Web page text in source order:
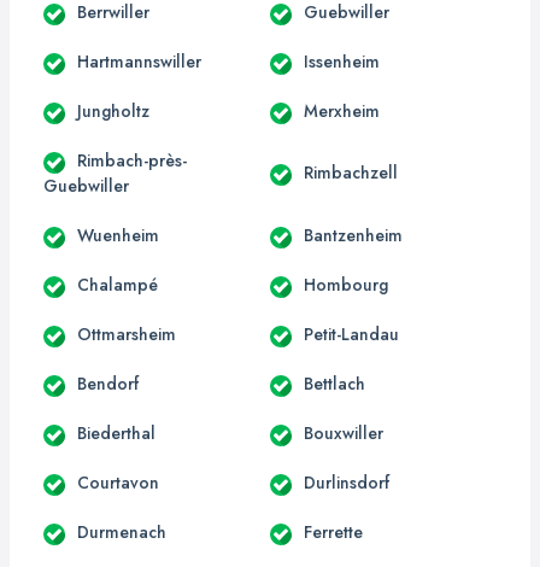
Berrwiller Guebwiller
Hartmannswiller Issenheim
Jungholtz Merxheim
Rimbach-près-
Guebwiller
Rimbachzell
Wuenheim Bantzenheim
Chalampé Hombourg
Ottmarsheim Petit-Landau
Bendorf Bettlach
Biederthal Bouxwiller
Courtavon Durlinsdorf
Durmenach Ferrette